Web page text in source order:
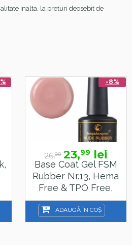
inalta, la preturi deosebit de
-8%
Gel FSM
Hema
TPO Free,
15ml
70,00
Lampa
SunOne ,